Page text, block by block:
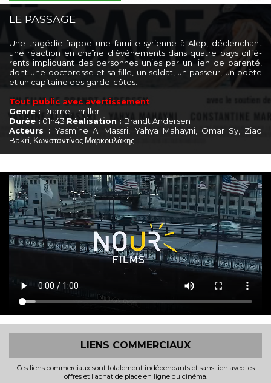
LE PASSAGE
Une tra­gé­die frappe une famille syrienne à Alep, déclen­chant
une réac­tion en chaîne d’é­vé­ne­ments dans quatre pays dif­fé­
rents impli­quant des per­sonnes unies par un lien de paren­té,
dont une doc­to­resse et sa fille, un sol­dat, un pas­seur, un poète
et un capi­taine des garde-côtes.
Tout public avec avertissement
Genre : Drame, Thriller
Durée : 01h43 Réalisation : Brandt Andersen
Acteurs : Yasmine Al Massri, Yahya Mahayni, Omar Sy, Ziad
Bakri, Κωνσταντίνος Μαρκουλάκης
LIENS COMMERCIAUX
Ces liens commerciaux sont totalement indépendants et sans lien avec les
offres et l'achat de place en ligne du cinéma.